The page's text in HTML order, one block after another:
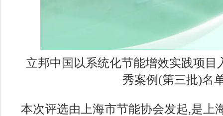
立邦中国以系统化节能增效实践项目
秀案例(第三批)名
本次评选由上海市节能协会发起,是上